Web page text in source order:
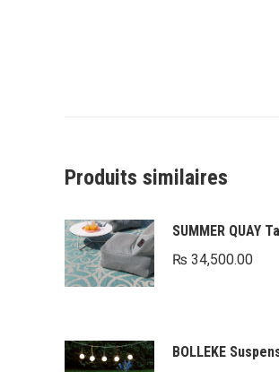
Produits similaires
SUMMER QUAY
₨ 34,500.00
BOLLEKE